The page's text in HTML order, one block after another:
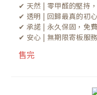
✔ 天然 | 零甲醛的堅持
✔ 透明 | 回歸最真的初
✔ 承諾 | 永久保固，免
✔ 安心 | 無期限寄板服
售完